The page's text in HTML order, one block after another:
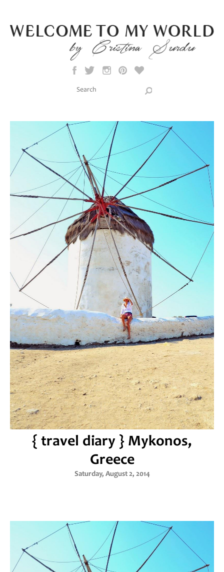
Search this site
{ travel diary } Mykonos,
Greece
Saturday, August 2, 2014